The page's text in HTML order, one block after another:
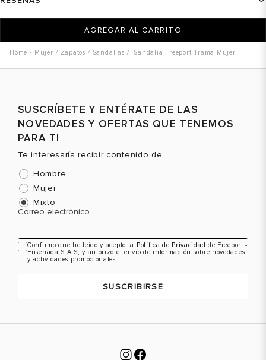
AGREGAR AL CARRITO
Mujer Zapatos Sandalias Sandalia Freeport Trama Mujer
SUSCRÍBETE Y ENTÉRATE DE LAS
NOVEDADES Y OFERTAS QUE TENEMOS
PARA TI
Te interesaría recibir contenido de:
Hombre
Mujer
Mixto
Correo electrónico
Confirmo que he leído y acepto la Política de Privacidad de Freeport -
Ensenada S.A.S, y autorizo el envío de información sobre novedades
y actividades promocionales.
SUSCRIBIRSE